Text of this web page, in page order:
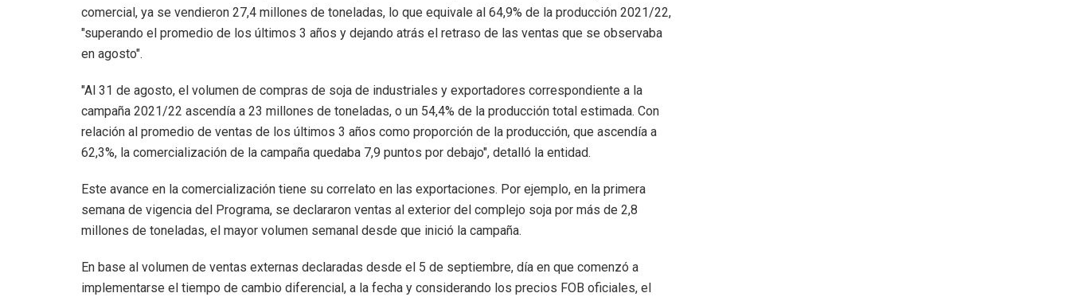
comercial, ya se vendieron 27,4 millones de toneladas, lo que equivale al 64,9% de la producción 2021/22,
"superando el promedio de los últimos 3 años y dejando atrás el retraso de las ventas que se observaba
en agosto".
"Al 31 de agosto, el volumen de compras de soja de industriales y exportadores correspondiente a la
campaña 2021/22 ascendía a 23 millones de toneladas, o un 54,4% de la producción total estimada. Con
relación al promedio de ventas de los últimos 3 años como proporción de la producción, que ascendía a
62,3%, la comercialización de la campaña quedaba 7,9 puntos por debajo", detalló la entidad.
Este avance en la comercialización tiene su correlato en las exportaciones. Por ejemplo, en la primera
semana de vigencia del Programa, se declararon ventas al exterior del complejo soja por más de 2,8
millones de toneladas, el mayor volumen semanal desde que inició la campaña.
En base al volumen de ventas externas declaradas desde el 5 de septiembre, día en que comenzó a
implementarse el tiempo de cambio diferencial, a la fecha y considerando los precios FOB oficiales, el